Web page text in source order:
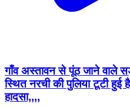
गाँव अस्तावन से पूंठ जाने वाले
स्थित नरची की पुलिया टूटी हुई
हादसा,,,,